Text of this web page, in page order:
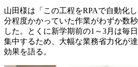
山田様は「この工程をRPAで自動化
分程度かかっていた作業がわずか数
した。とくに新学期前の1～3月は毎
集中するため、大幅な業務省力化が
効果を語る。